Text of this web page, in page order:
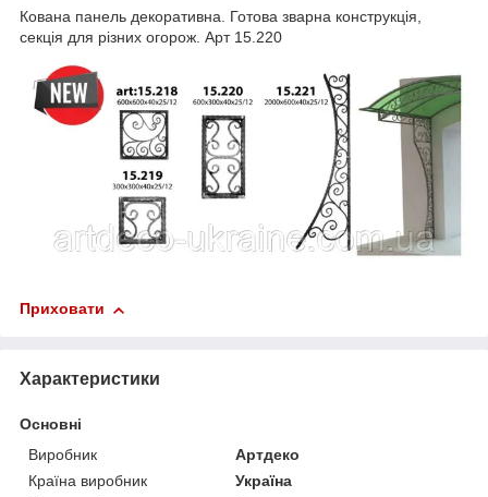
Кована панель декоративна. Готова зварна конструкція,
секція для різних огорож. Арт 15.220
Приховати
Характеристики
Основні
Виробник
Артдеко
Країна виробник
Україна